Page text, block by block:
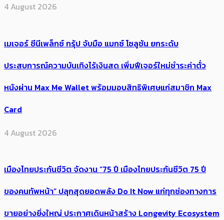
4 August 2026
เมเจอร์ ซีนีเพล็กซ์ กรุ้ป จับมือ แมกซ์ โซลูชัน ยกระดับ
ประสบการณ์ความบันเทิงไร้เงินสด เพิ่มฟีเจอร์ใหม่ชำระค่าตั๋ว
หนังผ่าน Max Me Wallet พร้อมมอบสิทธิพิเศษแก่สมาชิก Max
Card
4 August 2026
เมืองไทยประกันชีวิต จัดงาน “75 ปี เมืองไทยประกันชีวิต 75 ปี
ของคนทัพหน้า” ปลุกสุดยอดพลัง Do It Now แก่ทุกช่องทางการ
ขายอย่างยิ่งใหญ่ ประกาศเดินหน้าสร้าง Longevity Ecosystem